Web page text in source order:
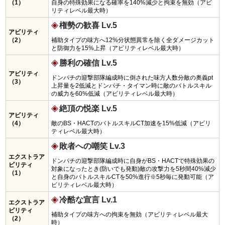
（1）
自身の特殊効果になる確率を140%減少と拘束を無効（アビ
リティレベル最大時）
アビリティ
（2）
権勢の歓喜 Lv.5
補助タイプの味方へ12%分状態異常を除く全ダメージカット
と防御力を15%上昇（アビリティレベル最大時）
アビリティ
（3）
勝利の確信 Lv.5
ドンパチの迎撃部隊編成時に倒された味方人数分敵の奥義pt
上昇量を2低減とドンパチ・タイマン時に敵のバトルスキル
の威力を60%低減（アビリティレベル最大時）
アビリティ
（4）
絶頂の悦楽 Lv.5
敵のBS・HACTのバトルスキルCT加速を15%低減（アビリ
ティレベル最大時）
エクストラア
ビリティ
（1）
敗者への嘲笑 Lv.3
ドンパチの迎撃部隊編成時に自身がBS・HACTで特殊効果の
対象になったとき(防いでも発動)敵の攻撃力を5秒間40%減少
と自身のバトルスキルCTを50%進行※5秒毎に発動可能（ア
ビリティレベル最大時）
エクストラア
ビリティ
（2）
冷酷な宣言 Lv.1
補助タイプの味方への拘束を無効（アビリティレベル最大
時）